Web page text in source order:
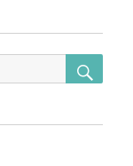
索